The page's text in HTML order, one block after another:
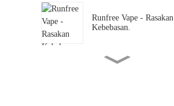
Runfree Vape - Rasakan
Kebebasan.